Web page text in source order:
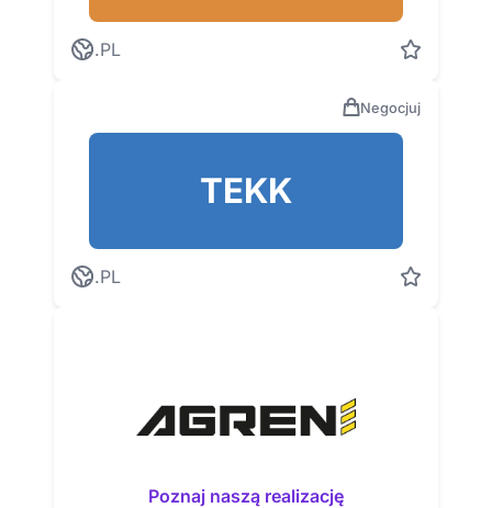
.PL
Negocjuj
TEKK
.PL
Poznaj naszą realizację